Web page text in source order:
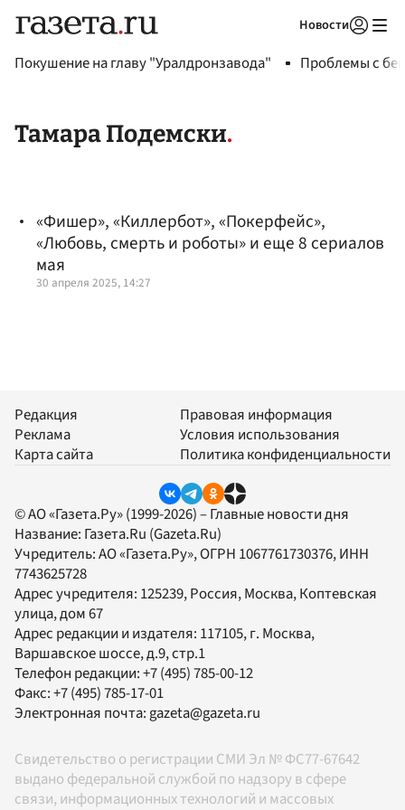
Новости
Покушение на главу "Уралдронзавода" Проблемы с
Тамара Подемски
«Фишер», «Киллербот», «Покерфейс»,
«Любовь, смерть и роботы» и еще 8 сериалов
мая
30 апреля 2025, 14:27
Редакция
Реклама
Карта сайта
Правовая информация
Условия использования
Политика конфиденциальности
© АО «Газета.Ру» (1999-2026) – Главные новости дня
Название: Газета.Ru (Gazeta.Ru)
Учредитель:АО «Газета.Ру», ОГРН 1067761730376, ИНН
7743625728
Адрес учредителя: 125239, Россия, Москва, Коптевская
улица, дом 67
Адрес редакции и издателя: 117105, г. Москва,
Варшавское шоссе, д.9, стр.1
Телефон редакции:+7 (495) 785-00-12
Факс:+7 (495) 785-17-01
Электронная почта:gazeta@gazeta.ru
Свидетельство о регистрации СМИ Эл № ФС77-67642
выдано федеральной службой по надзору в сфере
связи, информационных технологий и массовых